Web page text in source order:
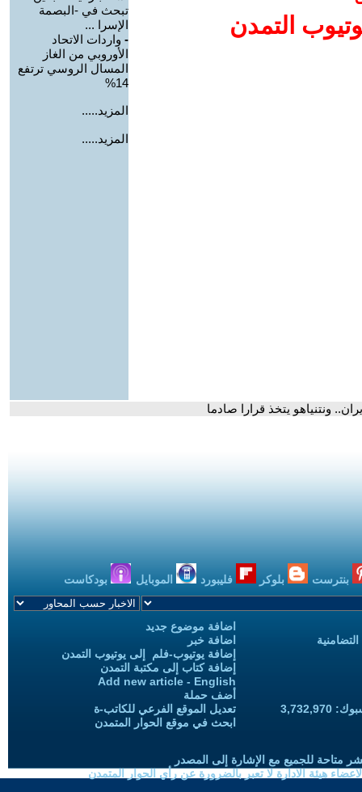
التمدن
تبحث في -البصمة
الإسرا ...
- واردات الاتحاد
الأوروبي من الغاز
المسال الروسي ترتفع
14%
المزيد.....
المزيد.....
ونتنياهو يتخذ قرارا صادما
بنترست بلوكر فليبورد الموبايل بودكاست
اضافة موضوع جديد
اضافة خبر
إضافة يوتيوب-فلم إلى يوتيوب التمدن
إضافة كتاب إلى مكتبة التمدن
Add new article - English
أضف حملة
تعديل الموقع الفرعي للكاتب-ة
ابحث في موقع الحوار المتمدن
متاحة للجميع مع الإشارة إلى المصدر
هيئة الادارة لا تعبر بالضرورة عن رأي الحوار المتمدن